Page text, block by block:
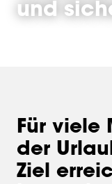
und
Für viele
der
Ziel